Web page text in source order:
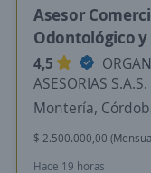
Asesor
Odontológico
4,5
ASESORIAS S.A.S.
Montería,
$ 2.500.000,00
Hace 19 horas